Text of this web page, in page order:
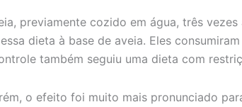
previamente cozido em água, três
dieta à base de aveia. Eles
também seguiu uma dieta com
o efeito foi muito mais pronunciado